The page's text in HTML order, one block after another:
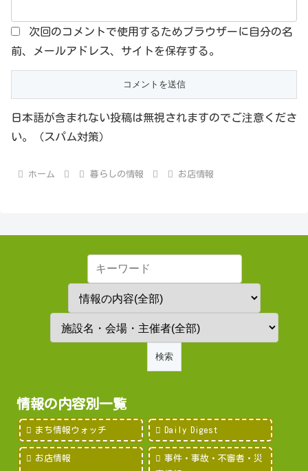
次回のコメントで使用するためブラウザーに自分の名
前、メールアドレス、サイトを保存する。
日本語が含まれない投稿は無視されますのでご注意くださ
い。（スパム対策）
ホーム 暮らしの情報 お店情報
情報の内容別一覧
まち情報ウォッチ Daily Digest
お店情報
事件・事故・不審者・災